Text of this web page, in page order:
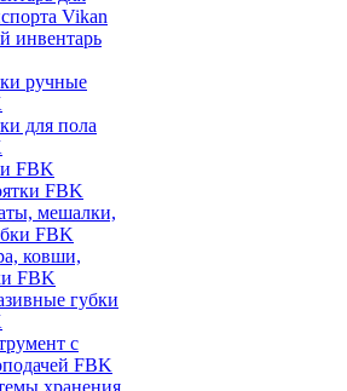
Vikan
инвентарь
ручные
для пола
FBK
FBK
мешалки,
FBK
ковши,
FBK
губки
с
FBK
хранения